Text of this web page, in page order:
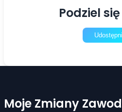
Podziel
Moje Zmiany